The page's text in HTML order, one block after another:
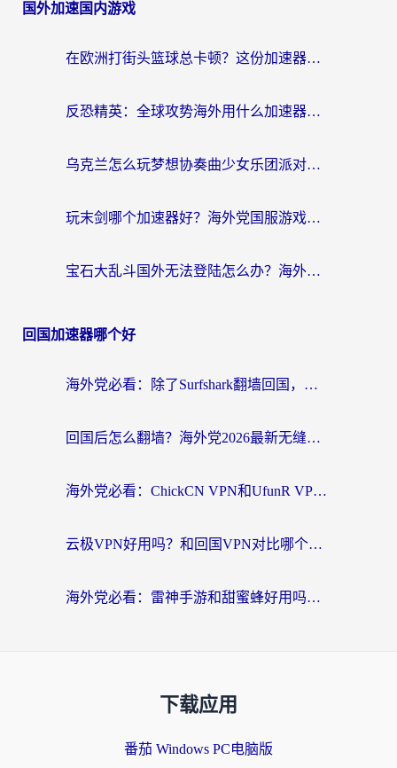
国外加速国内游戏
在欧洲打街头篮球总卡顿？这份加速器选择指南帮你解决延迟难题
反恐精英：全球攻势海外用什么加速器登录？海外党国服游戏畅玩指南
乌克兰怎么玩梦想协奏曲少女乐团派对？海外党国服游戏加速全攻略（附欧洲重生细胞荒野行动不卡技巧）
玩末剑哪个加速器好？海外党国服游戏畅玩终极指南（附3款热门游戏实测）
宝石大乱斗国外无法登陆怎么办？海外玩家专属加速指南（附穿越火线原野传说解决方案）
回国加速器哪个好
海外党必看：除了Surfshark翻墙回国，这些加速器选择技巧你真的懂吗？
回国后怎么翻墙？海外党2026最新无缝访问国内资源全攻略（附对比实测）
海外党必看：ChickCN VPN和UfunR VPN对比哪个回国效果更好？附实用选择指南
云极VPN好用吗？和回国VPN对比哪个回国效果更好？海外党亲测避坑指南
海外党必看：雷神手游和甜蜜蜂好用吗？3步选对回国加速器无缝刷国内资源
下载应用
番茄 Windows PC电脑版